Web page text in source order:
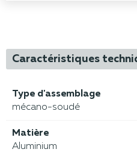
Caractéristiques
Type d'assemblage
mécano-soudé
Matière
Aluminium